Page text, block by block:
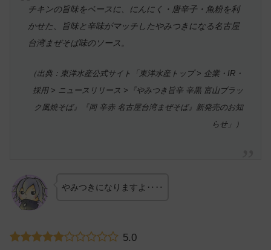
チキンの旨味をベースに、にんにく・唐辛子・魚粉を利
かせた、旨味と辛味がマッチしたやみつきになる名古屋
台湾まぜそば味のソース。
（出典：東洋水産公式サイト「東洋水産トップ > 企業・IR・
採用 > ニュースリリース >『やみつき旨辛 辛黒 富山ブラッ
ク風焼そば』『同 辛赤 名古屋台湾まぜそば』新発売のお知
らせ」）
やみつきになりますよ‥‥
5.0